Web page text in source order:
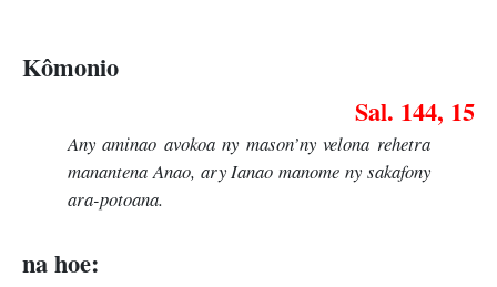
Kômonio
Sal. 144, 15
Any aminao avokoa ny mason’ny velona rehetra
manantena Anao, ary Ianao manome ny sakafony
ara-potoana.
na hoe: